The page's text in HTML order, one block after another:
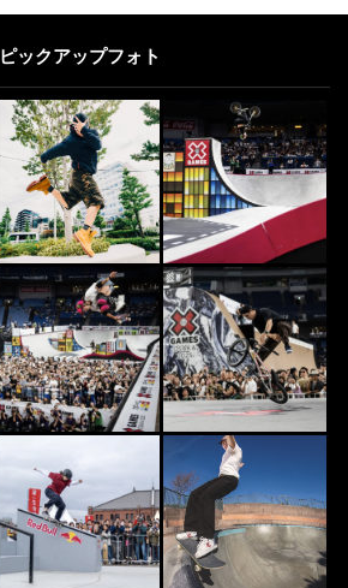
“ウィリアム・スペンサー”Skate Ni
DOUBLEDUTCH
この夏の主役に相応しいGRAND P
RIXの称号を。DOUBLE DUTCH
G...
SURF
“エディ・アイカウ・メモリアル”世
界最大の波で争う伝説的 ビッグウ
ェーブ・コンテ...
2014.11.19
野村訓市も太鼓判な「ディッキーズ
＋ヴァンズ」。洒落者は“ワンツー
コーデ”でまとめ...
2025.4.1
7
8
ピックアップフォト